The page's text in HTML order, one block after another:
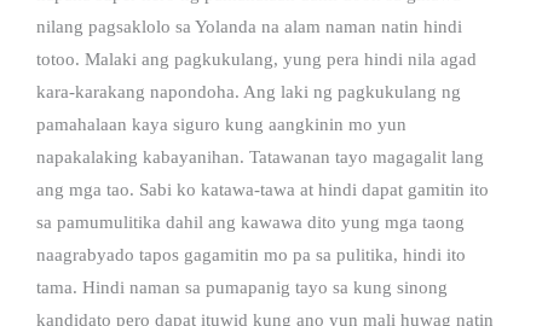
nilang pagsaklolo sa Yolanda na alam naman natin hindi
totoo. Malaki ang pagkukulang, yung pera hindi nila agad
kara-karakang napondoha. Ang laki ng pagkukulang ng
pamahalaan kaya siguro kung aangkinin mo yun
napakalaking kabayanihan. Tatawanan tayo magagalit lang
ang mga tao. Sabi ko katawa-tawa at hindi dapat gamitin ito
sa pamumulitika dahil ang kawawa dito yung mga taong
naagrabyado tapos gagamitin mo pa sa pulitika, hindi ito
tama. Hindi naman sa pumapanig tayo sa kung sinong
kandidato pero dapat ituwid kung ano yun mali huwag natin